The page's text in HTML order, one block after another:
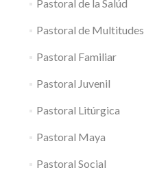
Pastoral de la Salúd
Pastoral de Multitudes
Pastoral Familiar
Pastoral Juvenil
Pastoral Litúrgica
Pastoral Maya
Pastoral Social